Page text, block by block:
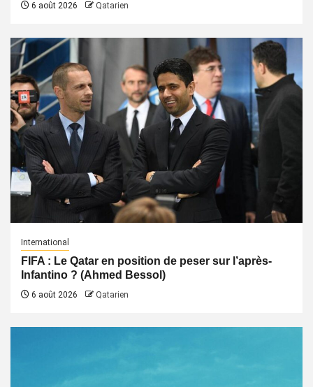
6 août 2026 Qatarien
International
FIFA : Le Qatar en position de peser sur l’après-
Infantino ? (Ahmed Bessol)
6 août 2026 Qatarien